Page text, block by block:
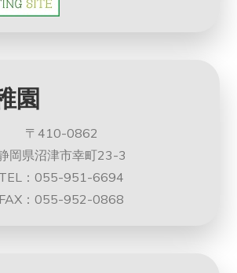
園
〒410-0862
岡県沼津市幸町23-3
TEL：055-951-6694
FAX：055-952-0868